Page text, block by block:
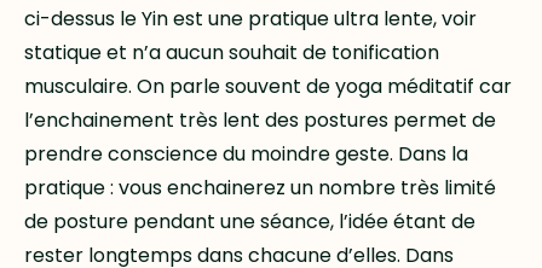
ci-dessus le Yin est une pratique ultra lente, voir
statique et n’a aucun souhait de tonification
musculaire. On parle souvent de yoga méditatif car
l’enchainement très lent des postures permet de
prendre conscience du moindre geste. Dans la
pratique : vous enchainerez un nombre très limité
de posture pendant une séance, l’idée étant de
rester longtemps dans chacune d’elles. Dans